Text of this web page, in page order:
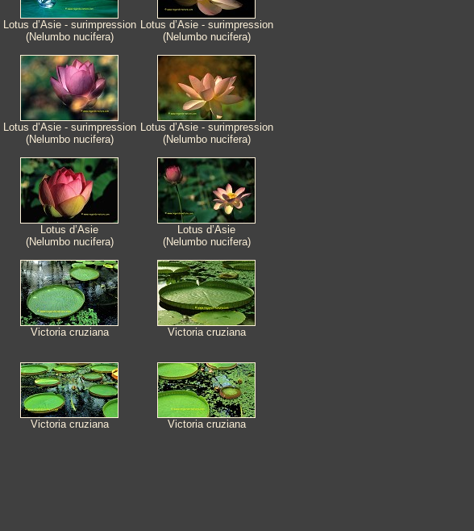
Lotus d’Asie - surimpression
(Nelumbo nucifera)
Lotus d’Asie - surimpression
(Nelumbo nucifera)
Lotus d’Asie - surimpression
(Nelumbo nucifera)
Lotus d’Asie - surimpression
(Nelumbo nucifera)
Lotus d’Asie
(Nelumbo nucifera)
Lotus d’Asie
(Nelumbo nucifera)
Victoria cruziana Victoria cruziana
Victoria cruziana Victoria cruziana